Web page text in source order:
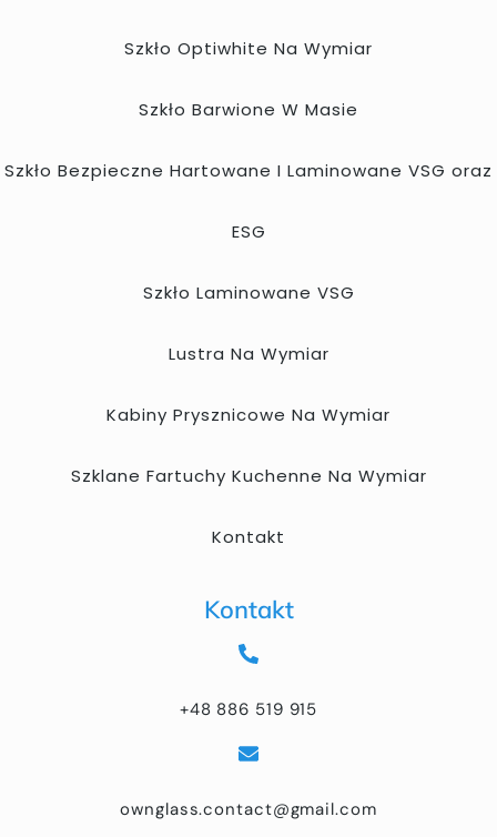
Szkło Optiwhite Na Wymiar
Szkło Barwione W Masie
Szkło Bezpieczne Hartowane I Laminowane VSG oraz
ESG
Szkło Laminowane VSG
Lustra Na Wymiar
Kabiny Prysznicowe Na Wymiar
Szklane Fartuchy Kuchenne Na Wymiar
Kontakt
Kontakt
+48 886 519 915
ownglass.contact@gmail.com